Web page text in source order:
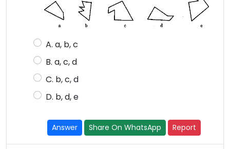
A. a, b, c
B. a, c, d
C. b, c, d
D. b, d, e
Answer Share On WhatsApp Report